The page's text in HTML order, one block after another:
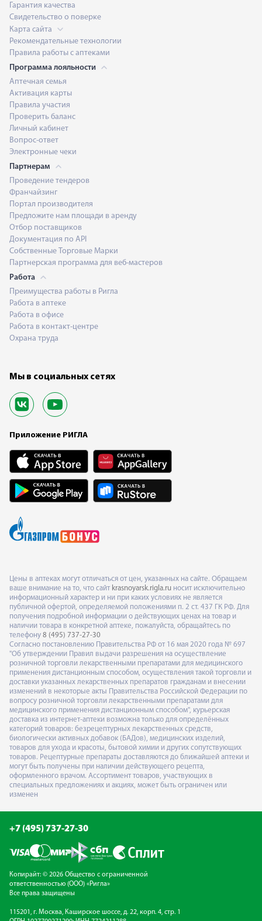
Гарантия качества
Свидетельство о поверке
Карта сайта
Рекомендательные технологии
Правила работы с аптеками
Программа лояльности
Аптечная семья
Активация карты
Правила участия
Проверить баланс
Личный кабинет
Вопрос-ответ
Электронные чеки
Партнерам
Проведение тендеров
Франчайзинг
Портал производителя
Предложите нам площади в аренду
Отбор поставщиков
Документация по API
Собственные Торговые Марки
Партнерская программа для веб-мастеров
Работа
Преимущества работы в Ригла
Работа в аптеке
Работа в офисе
Работа в контакт-центре
Охрана труда
Мы в социальных сетях
Приложение РИГЛА
Цены в аптеках могут отличаться от цен, указанных на сайте. Обращаем
ваше внимание на то, что сайт krasnoyarsk.rigla.ru носит исключительно
информационный характер и ни при каких условиях не является
публичной офертой, определяемой положениями п. 2 ст. 437 ГК РФ. Для
получения подробной информации о действующих ценах на товар и
наличии товара в конкретной аптеке, пожалуйста, обращайтесь по
телефону 8 (495) 737-27-30
Согласно постановлению Правительства РФ от 16 мая 2020 года № 697
"Об утверждении Правил выдачи разрешения на осуществление
розничной торговли лекарственными препаратами для медицинского
применения дистанционным способом, осуществления такой торговли и
доставки указанных лекарственных препаратов гражданам и внесении
изменений в некоторые акты Правительства Российской Федерации по
вопросу розничной торговли лекарственными препаратами для
медицинского применения дистанционным способом", курьерская
доставка из интернет-аптеки возможна только для определённых
категорий товаров: безрецептурных лекарственных средств,
биологически активных добавок (БАДов), медицинских изделий,
товаров для ухода и красоты, бытовой химии и других сопутствующих
товаров. Рецептурные препараты доставляются до ближайшей аптеки и
могут быть получены при наличии действующего рецепта,
оформленного врачом. Ассортимент товаров, участвующих в
специальных предложениях и акциях, может быть ограничен или
изменен
+7 (495) 737-27-30
Копирайт: © 2026 Общество с ограниченной
ответственностью (ООО) «Ригла»
Все права защищены
115201, г. Москва, Каширское шоссе, д. 22, корп. 4, стр. 1